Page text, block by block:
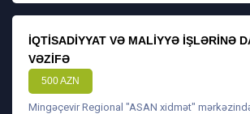
İQTISADIYYAT VƏ MALIYYƏ IŞLƏRINƏ
VƏZIFƏ
500 AZN
Mingəçevir Regional "ASAN xidmət"